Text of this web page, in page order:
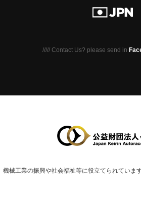
///// Contact Us? please send in
機械⼯業の振興や社会福祉等に役⽴てられています